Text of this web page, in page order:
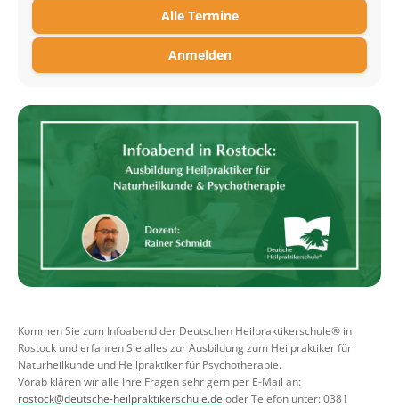
Alle Termine
Anmelden
Kommen Sie zum Infoabend der Deutschen Heilpraktikerschule® in
Rostock und erfahren Sie alles zur Ausbildung zum Heilpraktiker für
Naturheilkunde und Heilpraktiker für Psychotherapie.
Vorab klären wir alle Ihre Fragen sehr gern per E-Mail an:
rostock@deutsche-heilpraktikerschule.de oder Telefon unter: 0381